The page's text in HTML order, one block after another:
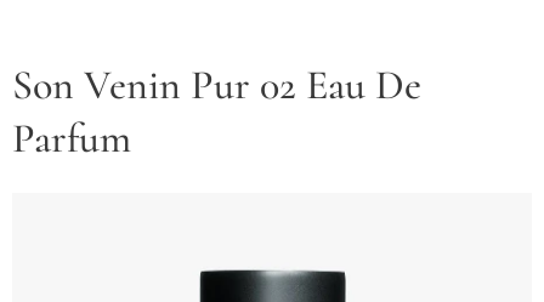
Son Venin Pur 02 Eau De
Parfum